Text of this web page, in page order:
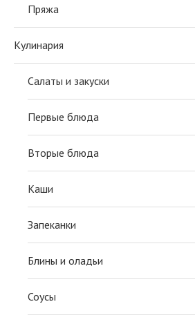
Пряжа
Кулинария
Салаты и закуски
Первые блюда
Вторые блюда
Каши
Запеканки
Блины и оладьи
Соусы